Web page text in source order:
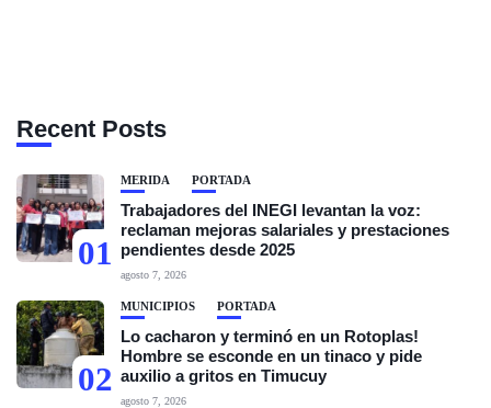
Recent Posts
01
MÉRIDA PORTADA
Trabajadores del INEGI levantan la voz:
reclaman mejoras salariales y prestaciones
pendientes desde 2025
agosto 7, 2026
02
MUNICIPIOS PORTADA
Lo cacharon y terminó en un Rotoplas!
Hombre se esconde en un tinaco y pide
auxilio a gritos en Timucuy
agosto 7, 2026